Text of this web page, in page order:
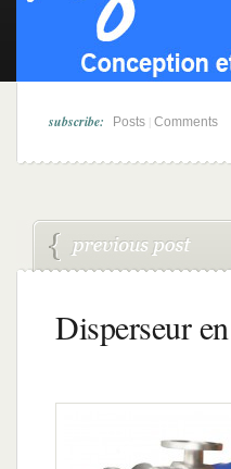
subscribe: Posts Comments
Disperseur